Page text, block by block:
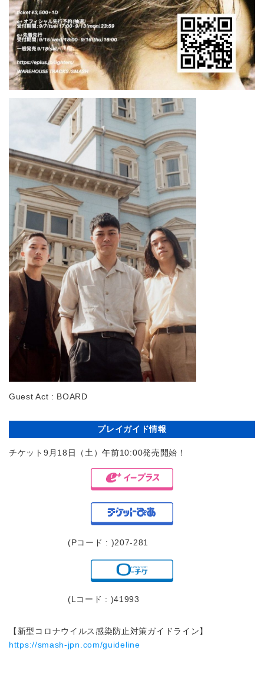
Guest Act : BOARD
プレイガイド情報
チケット9月18日（土）午前10:00発売開始！
(Pコード : )207-281
(Lコード : )41993
【新型コロナウイルス感染防止対策ガイドライン】
https://smash-jpn.com/guideline